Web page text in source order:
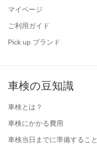
マイページ
ご利用ガイド
Pick up ブランド
車検の豆知識
車検とは？
車検にかかる費用
車検当日までに準備すること